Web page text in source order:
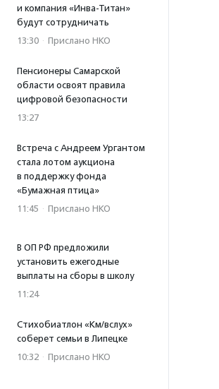
и компания «Инва-Титан»
будут сотрудничать
13:30 · Прислано НКО
Пенсионеры Самарской
области освоят правила
цифровой безопасности
13:27
Встреча с Андреем Ургантом
стала лотом аукциона
в поддержку фонда
«Бумажная птица»
11:45 · Прислано НКО
В ОП РФ предложили
установить ежегодные
выплаты на сборы в школу
11:24
Стихобиатлон «Км/вслух»
соберет семьи в Липецке
10:32 · Прислано НКО